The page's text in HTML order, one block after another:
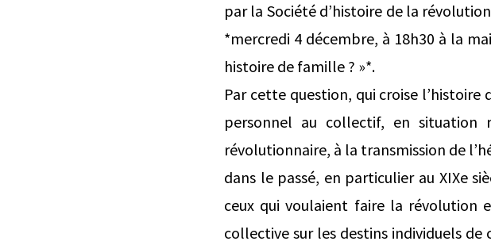
par la Société d’histoire de la
*mercredi 4 décembre, à 18h30 à la
histoire de famille ? »*.
Par cette question, qui croise
personnel au collectif, en
révolutionnaire, à la transmission de
dans le passé, en particulier au XIXe
ceux qui voulaient faire la révolution
collective sur les destins individuels